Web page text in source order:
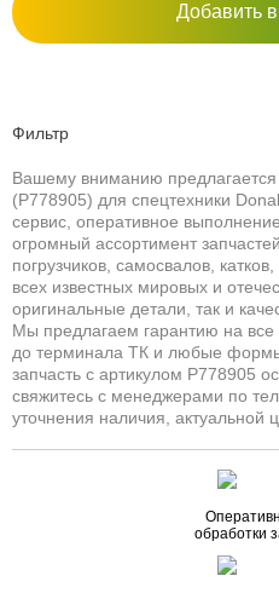
Добавить
Фильтр
Вашему вниманию
(P778905) для спецтехники
сервис, оперативное
огромный ассортимент
погрузчиков, самосвалов,
всех известных мировых и
оригинальные детали, так и
Мы предлагаем гарантию на все
до терминала ТК и любые
запчасть с артикулом P778905
свяжитесь с менеджерами по
уточнения наличия, актуальной
обработки